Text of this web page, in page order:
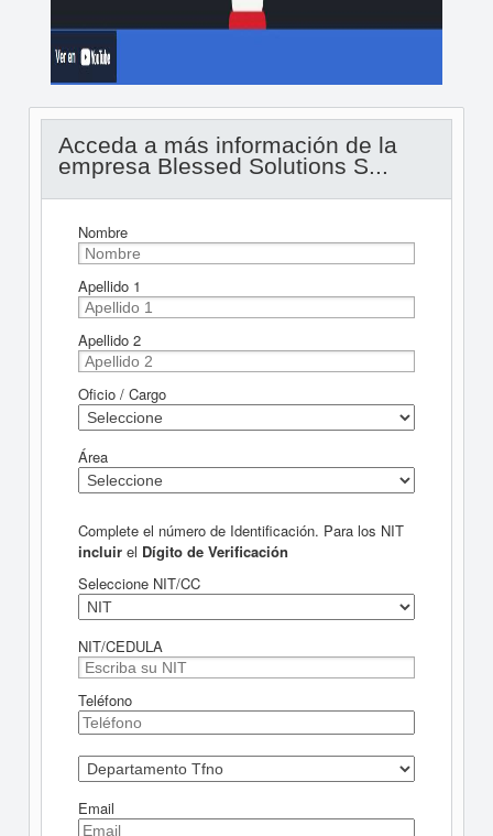
Acceda a más información de la
empresa Blessed Solutions S...
Nombre
Apellido 1
Apellido 2
Oficio / Cargo
Área
Complete el número de Identificación. Para los NIT
incluirel Dígito de Verificación
Seleccione NIT/CC
NIT/CEDULA
Teléfono
Email